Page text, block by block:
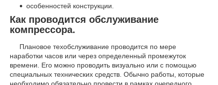
особенностей конструкции.
Как проводится обслуживание
компрессора.
Плановое техобслуживание проводится по мере
наработки часов или через определенный промежуток
времени. Его можно проводить визуально или с помощью
специальных технических средств. Обычно работы, которые